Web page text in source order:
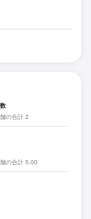
の合計 2
の合計 5.00